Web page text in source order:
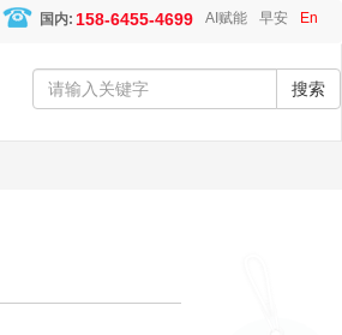
国内: 158-6455-4699 AI赋能 早安 En
搜索